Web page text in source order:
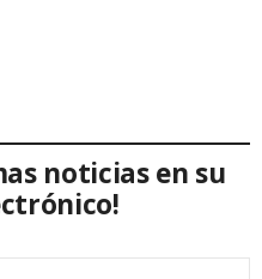
noticias en su